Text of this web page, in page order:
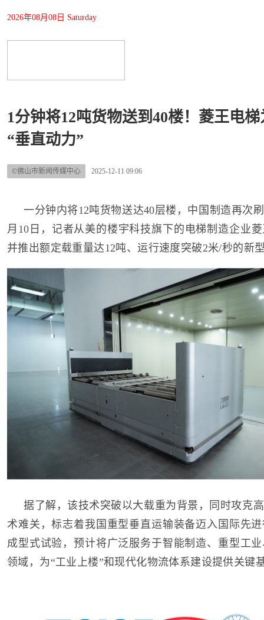
2026年08月08日 Saturday
1分钟将12吨货物送到40楼！菱王电
“垂直动力”
©佛山市新闻传媒中心 2025-12-11 09:06
一分钟内将12吨货物送达40层楼，中国制造再次
月10日，记者从美的楼宇科技旗下的电梯制造企业
并推出额定载重量达12吨、运行速度突破2米/秒的新
据了解，该技术突破以大载重为背景，同时攻克
术难关，标志着我国重型垂直运输装备迈入国际先
成型式试验，预计将广泛服务于智能制造、重型工
领域，为“工业上楼”和现代化物流体系建设提供关键